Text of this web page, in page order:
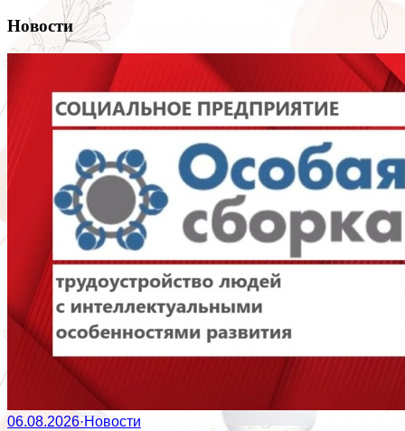
Новости
06.08.2026·Новости